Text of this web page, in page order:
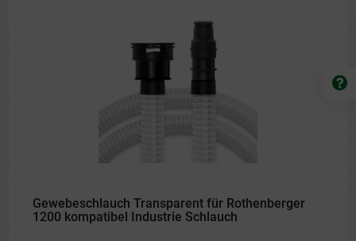
Gewebeschlauch Transparent für Rothenberger
1200 kompatibel Industrie Schlauch